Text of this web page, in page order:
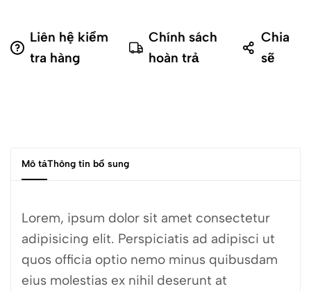
Liên hệ kiểm
tra hàng
Chính sách
hoàn trả
Chia
sẽ
Mô tảThông tin bổ sung
Lorem, ipsum dolor sit amet consectetur
adipisicing elit. Perspiciatis ad adipisci ut
quos officia optio nemo minus quibusdam
eius molestias ex nihil deserunt at